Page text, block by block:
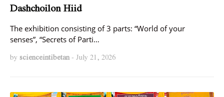
Dashchoilon Hiid
The exhibition consisting of 3 parts: “World of your
senses”, “Secrets of Parti…
by scienceintibetan- July 21, 2026